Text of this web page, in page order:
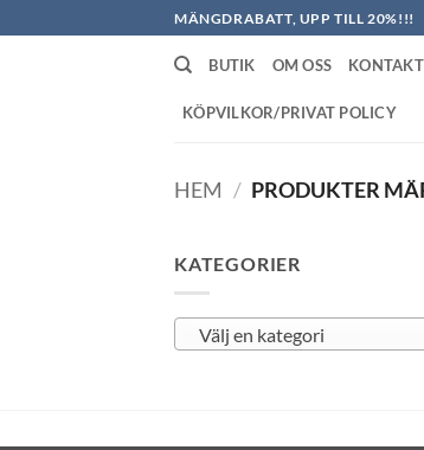
to
MÄNGDRABATT, UPP TILL 20%!!!
BUTIK OM OSS KONTAKT
KÖPVILKOR/PRIVAT POLICY
HEM / PRODUKTER
KATEGORIER
Välj en kategori